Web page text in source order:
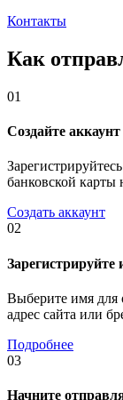
Контакты
Как
01
Создайте аккаунт
банковской карты
Создать аккаунт
02
Выберите имя для
адрес сайта или
Подробнее
03
Начните